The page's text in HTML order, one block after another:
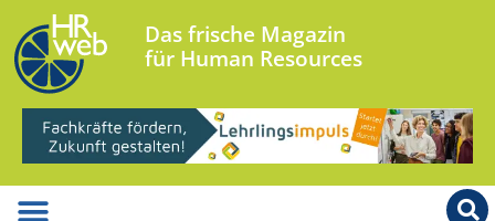
Das frische Magazin
für Human Resources